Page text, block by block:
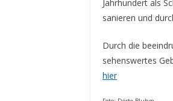
Jahrhundert als
sanieren und
Durch die
sehenswertes
hier